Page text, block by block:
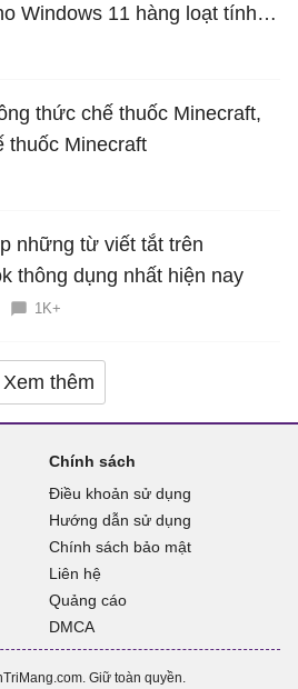
Windows 11 hàng loạt tính
Hữu Ích
thức chế thuốc Minecraft,
thuốc Minecraft
những từ viết tắt trên
thông dụng nhất hiện nay
1K+
Xem thêm
Chính sách
Điều khoản sử dụng
Hướng dẫn sử dụng
Chính sách bảo mật
Liên hệ
Quảng cáo
DMCA
Giữ toàn quyền.